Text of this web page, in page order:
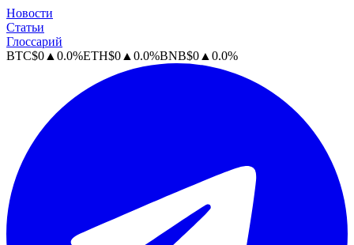
Новости
Статьи
Глоссарий
BTC$0 ▲ 0.0%ETH$0 ▲ 0.0%BNB$0 ▲ 0.0%